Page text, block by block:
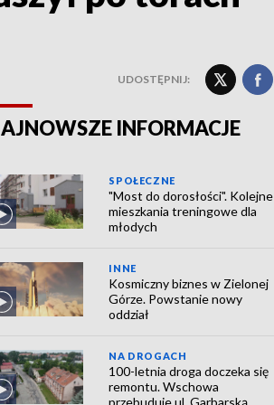
UDOSTĘPNIJ:
INFORMACJE
SPOŁECZNE
"Most do dorosłości". Kolejne
mieszkania treningowe dla
młodych
INNE
Kosmiczny biznes w Zielonej
Górze. Powstanie nowy
oddział
NA DROGACH
100-letnia droga doczeka się
remontu. Wschowa
przebuduje ul. Garbarską